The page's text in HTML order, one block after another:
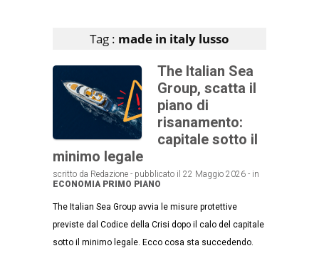
Tag : made in italy lusso
The Italian Sea
Group, scatta il
piano di
risanamento:
capitale sotto il
minimo legale
scritto da Redazione - pubblicato il 22 Maggio 2026 - in
ECONOMIA PRIMO PIANO
The Italian Sea Group avvia le misure protettive
previste dal Codice della Crisi dopo il calo del capitale
sotto il minimo legale. Ecco cosa sta succedendo.